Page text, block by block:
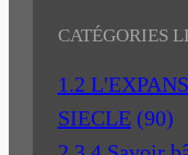
CATÉGORIES
1.2
SIECLE (90)